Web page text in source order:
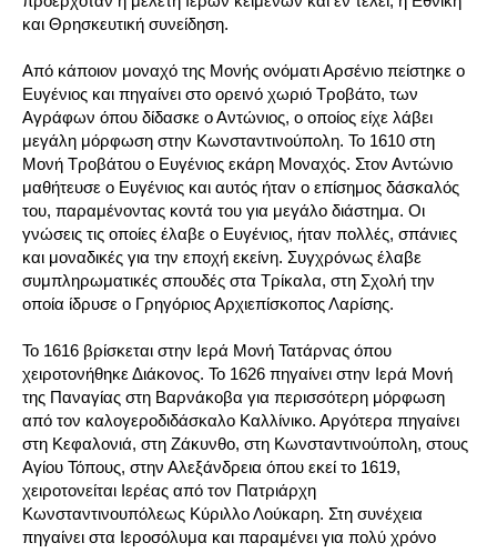
και Θρησκευτική συνείδηση.
Από κάποιον μοναχό της Μονής ονόματι Αρσένιο πείστηκε ο
Ευγένιος και πηγαίνει στο ορεινό χωριό Τροβάτο, των
Αγράφων όπου δίδασκε ο Αντώνιος, ο οποίος είχε λάβει
μεγάλη μόρφωση στην Κωνσταντινούπολη. Το 1610 στη
Μονή Τροβάτου ο Ευγένιος εκάρη Μοναχός. Στον Αντώνιο
μαθήτευσε ο Ευγένιος και αυτός ήταν ο επίσημος δάσκαλός
του, παραμένοντας κοντά του για μεγάλο διάστημα. Οι
γνώσεις τις οποίες έλαβε ο Ευγένιος, ήταν πολλές, σπάνιες
και μοναδικές για την εποχή εκείνη. Συγχρόνως έλαβε
συμπληρωματικές σπουδές στα Τρίκαλα, στη Σχολή την
οποία ίδρυσε ο Γρηγόριος Αρχιεπίσκοπος Λαρίσης.
Το 1616 βρίσκεται στην Ιερά Μονή Τατάρνας όπου
χειροτονήθηκε Διάκονος. Το 1626 πηγαίνει στην Ιερά Μονή
της Παναγίας στη Βαρνάκοβα για περισσότερη μόρφωση
από τον καλογεροδιδάσκαλο Καλλίνικο. Αργότερα πηγαίνει
στη Κεφαλονιά, στη Ζάκυνθο, στη Κωνσταντινούπολη, στους
Αγίου Τόπους, στην Αλεξάνδρεια όπου εκεί το 1619,
χειροτονείται Ιερέας από τον Πατριάρχη
Κωνσταντινουπόλεως Κύριλλο Λούκαρη. Στη συνέχεια
πηγαίνει στα Ιεροσόλυμα και παραμένει για πολύ χρόνο